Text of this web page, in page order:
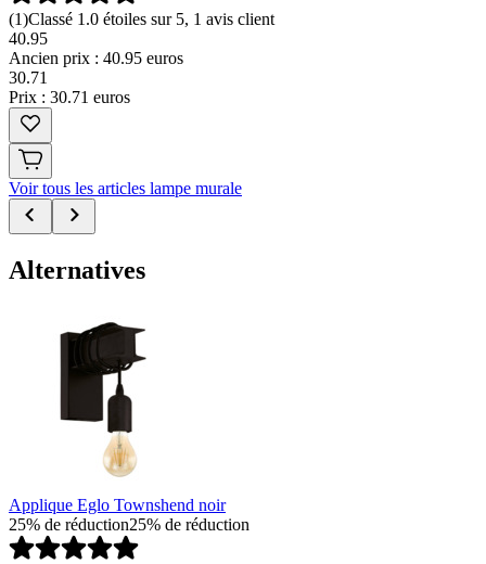
(1)Classé 1.0 étoiles sur 5, 1 avis client
40.95
Ancien prix : 40.95 euros
30.71
Prix : 30.71 euros
Voir tous les articles lampe murale
Alternatives
Applique Eglo Townshend noir
25% de réduction25% de réduction